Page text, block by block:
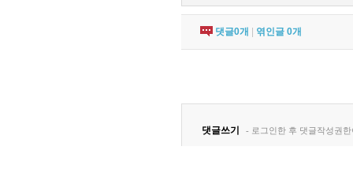
댓글0개 엮인글 0개